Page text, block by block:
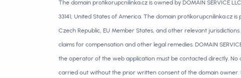
The domain protikorupcnilinka.cz is owned by DOMAIN SERVICE
33141, United States of America. The domain
Czech Republic, EU Member States, and other relevant
claims for compensation and other legal remedies. DOMAIN
the operator of the web application must be contacted directly.
carried out without the prior written consent of the domain owner.